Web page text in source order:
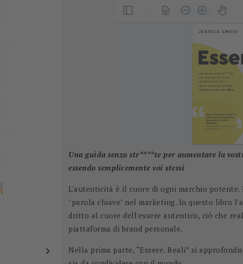

Una guida senza str****te per aumentare la
essendo semplicemente voi stessi
L'autenticità è il cuore di ogni marchio
"parola chiave" nel marketing. In questo libro
dritto al cuore dell'essere autentico, ciò che
piattaforma di brand personale.
Nella prima parte, “Essere. Reali” si